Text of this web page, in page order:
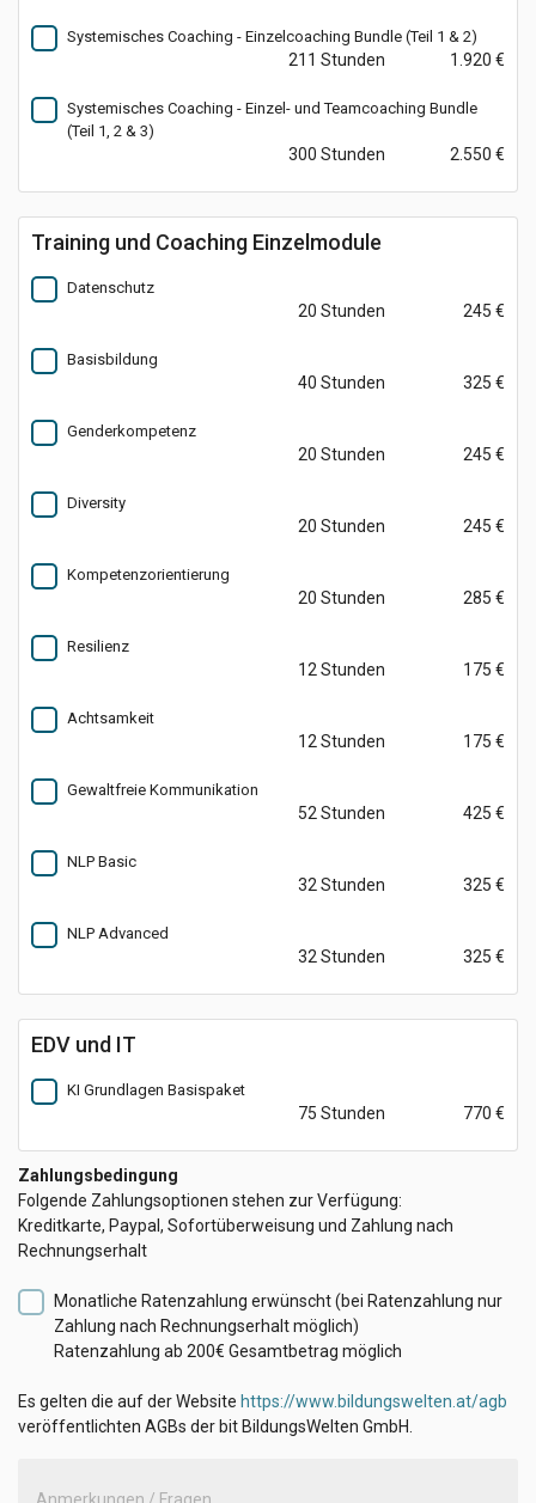
Systemisches Coaching - Einzelcoaching Bundle (Teil 1 & 2)
211 Stunden 1.920 €
Systemisches Coaching - Einzel- und Teamcoaching Bundle
(Teil 1, 2 & 3)
300 Stunden 2.550 €
Training und Coaching Einzelmodule
Datenschutz
20 Stunden 245 €
Basisbildung
40 Stunden 325 €
Genderkompetenz
20 Stunden 245 €
Diversity
20 Stunden 245 €
Kompetenzorientierung
20 Stunden 285 €
Resilienz
12 Stunden 175 €
Achtsamkeit
12 Stunden 175 €
Gewaltfreie Kommunikation
52 Stunden 425 €
NLP Basic
32 Stunden 325 €
NLP Advanced
32 Stunden 325 €
EDV und IT
KI Grundlagen Basispaket
75 Stunden 770 €
Zahlungsbedingung
Folgende Zahlungsoptionen stehen zur Verfügung:
Kreditkarte, Paypal, Sofortüberweisung und Zahlung nach
Rechnungserhalt
Monatliche Ratenzahlung erwünscht(bei Ratenzahlung nur
Zahlung nach Rechnungserhalt möglich)
Ratenzahlung ab 200€ Gesamtbetrag möglich
Es gelten die auf der Website https://www.bildungswelten.at/agb
veröffentlichten AGBs der bit BildungsWelten GmbH.